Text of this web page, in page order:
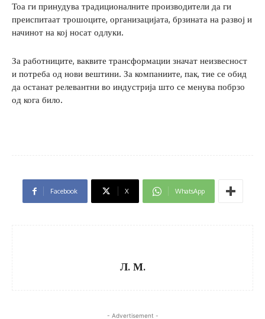
Тоа ги принудува традиционалните производители да ги
преиспитаат трошоците, организацијата, брзината на развој и
начинот на кој носат одлуки.
За работниците, ваквите трансформации значат неизвесност
и потреба од нови вештини. За компаниите, пак, тие се обид
да останат релевантни во индустрија што се менува побрзо
од кога било.
Facebook X WhatsApp
Л. М.
- Advertisement -